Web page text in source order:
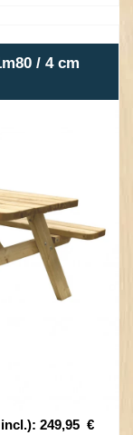
/ 4 cm
: 249,95 €